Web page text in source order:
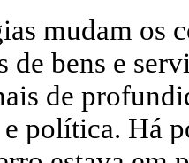
mudam os
de bens e
de
e política. Há